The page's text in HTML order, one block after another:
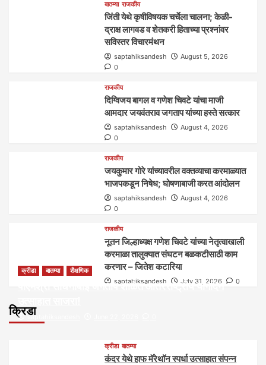
बातम्या राजकीय
जिंती येथे कृषीविषयक चर्चेला चालना; केळी-
द्राक्ष लागवड व शेतकरी हिताच्या प्रश्नांवर
सविस्तर विचारमंथन
saptahiksandesh
August 5, 2026
0
राजकीय
दिग्विजय बागल व गणेश चिवटे यांचा माजी
आमदार जयवंतराव जगताप यांच्या हस्ते सत्कार
saptahiksandesh
August 4, 2026
0
राजकीय
जयकुमार गोरे यांच्यावरील वक्तव्याचा करमाळ्यात
भाजपकडून निषेध; घोषणाबाजी करत आंदोलन
saptahiksandesh
August 4, 2026
0
राजकीय
नूतन जिल्हाध्यक्ष गणेश चिवटे यांच्या नेतृत्वाखाली
करमाळा तालुक्यात संघटन बळकटीसाठी काम
करणार – जितेश कटारिया
saptahiksandesh July 31, 2026 0
क्रिडा
क्रीडा बातम्या शैक्षणिक
पीएमश्री साधनाबाई जगताप शाळेत आंतरराष्ट्रीय योगदिन
saptahiksandesh
क्रीडा बातम्या
कंदर येथे हाफ मॅरेथॉन स्पर्धा उत्साहात संपन्न